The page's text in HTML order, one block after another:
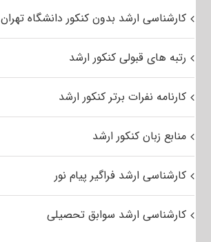
کارشناسی ارشد بدون کنکور دانشگاه تهران
رتبه های قبولی کنکور ارشد
کارنامه نفرات برتر کنکور ارشد
منابع زبان کنکور ارشد
کارشناسی ارشد فراگیر پیام نور
کارشناسی ارشد سوابق تحصیلی